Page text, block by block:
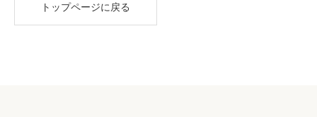
トップページに戻る